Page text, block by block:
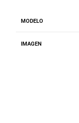
MODELO
IMAGEN